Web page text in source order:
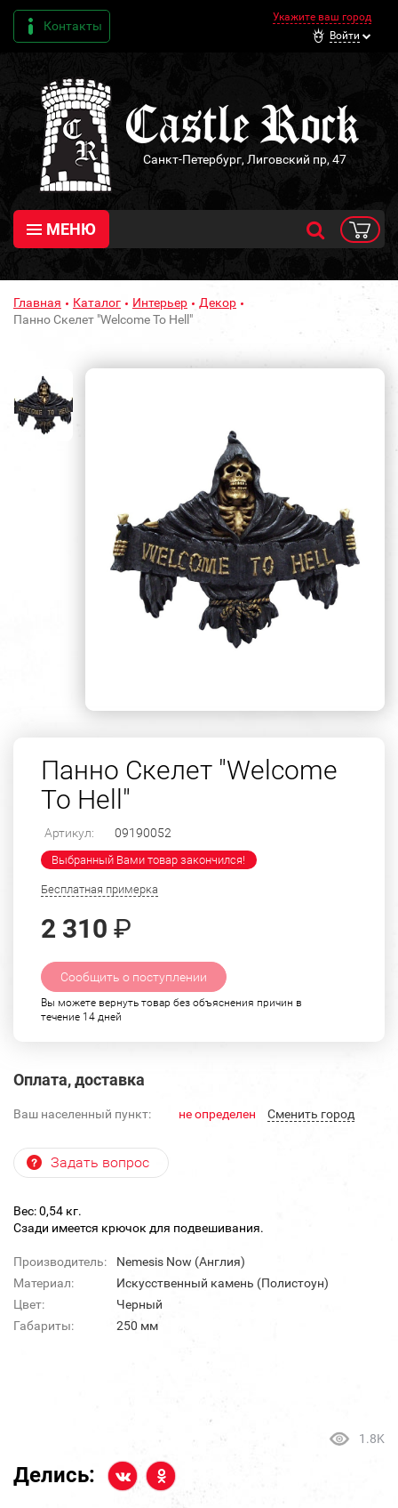
Контакты
Укажите ваш город
Войти
Санкт-Петербург, Лиговский пр, 47
МЕНЮ
Главная Каталог Интерьер
Декор
Панно Скелет "Welcome To Hell"
Панно Скелет "Welcome
To Hell"
Артикул: 09190052
Выбранный Вами товар закончился!
Бесплатная примерка
2 310 ₽
Сообщить о поступлении
Вы можете вернуть товар без объяснения причин в
течение 14 дней
Оплата, доставка
Ваш населенный пункт: не определен Cменить город
Задать вопрос
Вес: 0,54 кг.
Сзади имеется крючок для подвешивания.
Производитель:
Nemesis Now (Англия)
Материал:
Искусственный камень (Полистоун)
Цвет:
Черный
Габариты:
250 мм
1.8K
Делись: